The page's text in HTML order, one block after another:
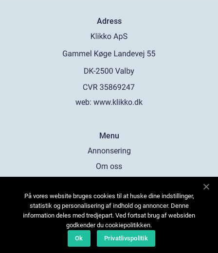
Adress
web: www.klikko.dk
Menu
Annonsering
Om oss
Kontakta oss
Sitemap
På vores website bruges cookies til at huske dine indstillinger,
statistik og personalisering af indhold og annoncer. Denne
information deles med tredjepart. Ved fortsat brug af websiden
godkender du cookiepolitikken.
Ok
Privatlivspolitik